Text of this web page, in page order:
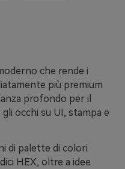
che rende i
più premium
profondo per il
occhi su UI, stampa e
di palette di colori
HEX, oltre a idee